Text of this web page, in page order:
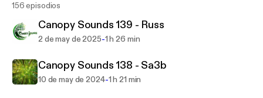
https://www.facebook.com/rmcanopysounds/
156 episodios
Canopy Sounds 139 - Russ
2 de may de 2025-1 h 26 min
Canopy Sounds 138 - Sa3b
10 de may de 2024-1 h 21 min